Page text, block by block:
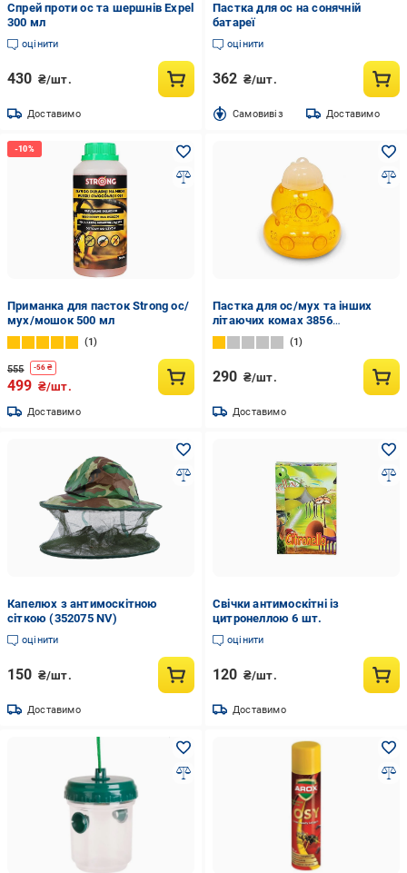
Спрей проти ос та шершнів Expel
300 мл
оцінити
430 ₴/шт.
Доставимо
Пастка для ос на сонячній
батареї
оцінити
362 ₴/шт.
Cамовивіз Доставимо
Приманка для пасток Strong ос/
мух/мошок 500 мл
1
555 -56 ₴
499 ₴/шт.
Доставимо
Пастка для ос/мух та інших
літаючих комах 3856
(5901292683856)
1
290 ₴/шт.
Доставимо
Капелюх з антимоскітною
сіткою (352075 NV)
оцінити
150 ₴/шт.
Доставимо
Свічки антимоскітні із
цитронеллою 6 шт.
оцінити
120 ₴/шт.
Доставимо